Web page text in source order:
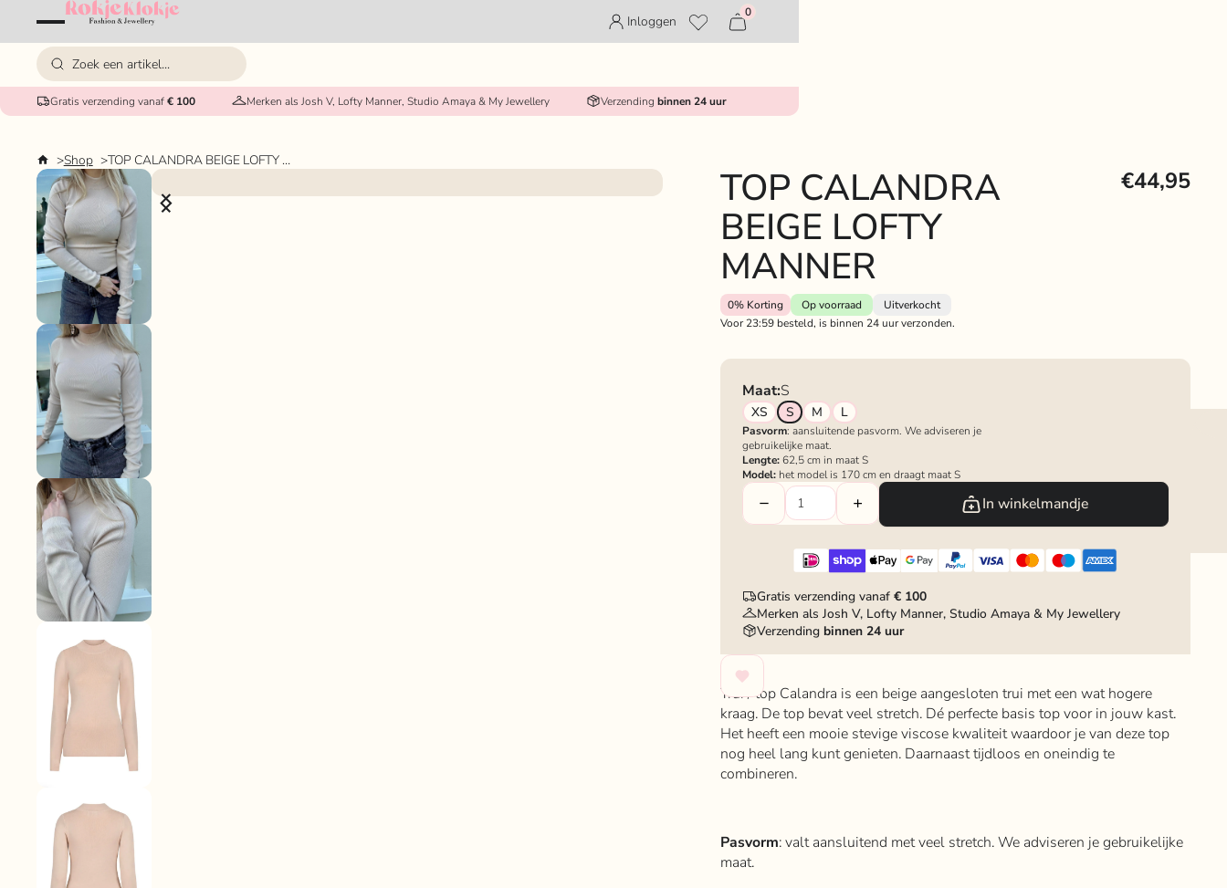
Inloggen
0
Gratis verzending vanaf€ 100 Merken als Josh V, Lofty Manner, Studio Amaya & My Jewellery Verzending binnen 24 uur
Shop TOP CALANDRA BEIGE LOFTY MANNER
TOP CALANDRA
BEIGE LOFTY
MANNER
€44,95
0% Korting Op voorraad
Uitverkocht
Voor 23:59 besteld, is binnen 24 uur verzonden.
Maat:S
XS S M L
Pasvorm: aansluitende pasvorm. We adviseren je
gebruikelijke maat.
Lengte:62,5 cm in maat S
Model: het model is 170 cm en draagt maat S
In winkelmandje
Gratis verzending vanaf € 100
Merken als Josh V, Lofty Manner, Studio Amaya & My Jewellery
Verzending binnen 24 uur
Trui / top Calandra is een beige aangesloten trui met een wat hogere
kraag. De top bevat veel stretch. Dé perfecte basis top voor in jouw kast.
Het heeft een mooie stevige viscose kwaliteit waardoor je van deze top
nog heel lang kunt genieten. Daarnaast tijdloos en oneindig te
combineren.
Pasvorm: valt aansluitend met veel stretch. We adviseren je gebruikelijke
maat.